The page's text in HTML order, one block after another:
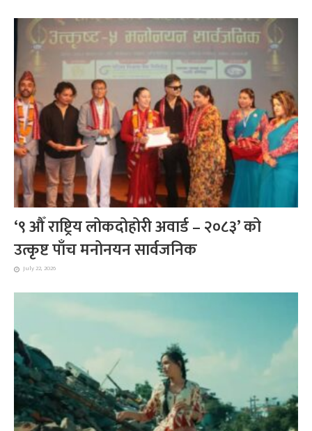
‘९ औँ राष्ट्रिय लोकदोहोरी अवार्ड – २०८३’ को
उत्कृष्ट पाँच मनोनयन सार्वजनिक
July 22, 2026